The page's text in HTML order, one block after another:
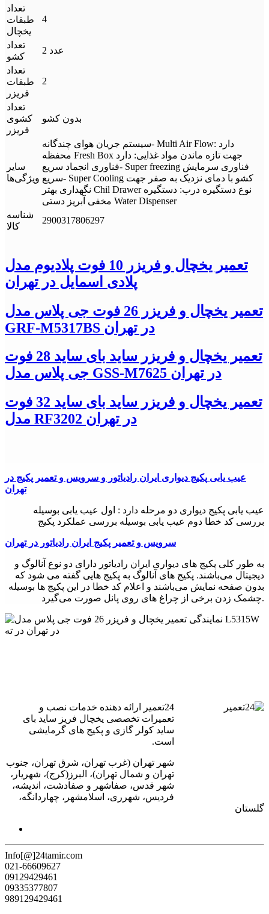
تعداد
طبقات
یخچال
4
تعداد
کشو
2 عدد
تعداد
طبقات
فریزر
2
تعداد
کشوی
فریزر
بدون کشو
سایر
ویژگی‌ها
سیستم جریان هوای چندگانه- Multi Air Flow: دارد
محفظه Fresh Box جهت تازه ماندن مواد غذایی: دارد
فناوری انجماد سریع- Super freezing فناوری سرمایش
سریع- Super Cooling کشو با دمای نزدیک به صفر جهت
نگهداری بهتر Chil Drawer نوع دستگیره درب: دستگیره
مخفی آبریز دستی Water Dispenser
شناسه
کالا
2900317806297
تعمیر یخچال و فریزر 10 فوت پلادیوم مدل
پلادی اسمایل در تهران
تعمیر یخچال و فریزر 26 فوت جی پلاس مدل
GRF-M5317BS در تهران
تعمیر یخچال و فریزر ساید بای ساید 28 فوت
جی پلاس مدل GSS-M7625 در تهران
تعمیر یخچال و فریزر ساید بای ساید 32 فوت
مدل RF3202 در تهران
عیب یابی پکيج دیواری ایران رادیاتور و سرویس و تعمیر پکیج در
تهران
عیب یابی پکيج دیواری دو مرحله دارد : اول عیب یابی بوسیله
بررسی کد خطا دوم عیب یابی بوسیله بررسی عملکرد پکیج
سرویس و تعمیر پکیج ایران رادیاتور در تهران
به طور کلی پکیج های دیواری ایران رادیاتور دارای دو نوع آنالوگ و
دیجیتال می‌باشند. پکیج های آنالوگ به پکیج هایی گفته می شود که
بدون صفحه نمایش می‌باشند و اعلام کد خطا در این پکیج ها بوسیله
چشمک زدن برخی از چراغ های روی پانل صورت می‌گیرد.
24تعمیر ارائه دهنده خدمات نصب و
تعمیرات تخصصی یخچال فریز ساید بای
ساید کولر گازی و پکیج های گرمایشی
است.
شهر تهران (غرب تهران، شرق تهران، جنوب
تهران و شمال تهران)، البرز(کرج)، شهریار،
شهر قدس، صفاشهر و صفادشت، اندیشه،
فردیس، شهرری، اسلامشهر، چهاردانگه،
گلستان
Info[@]24tamir.com
021-66609627
09129429461
09335377807
989129429461